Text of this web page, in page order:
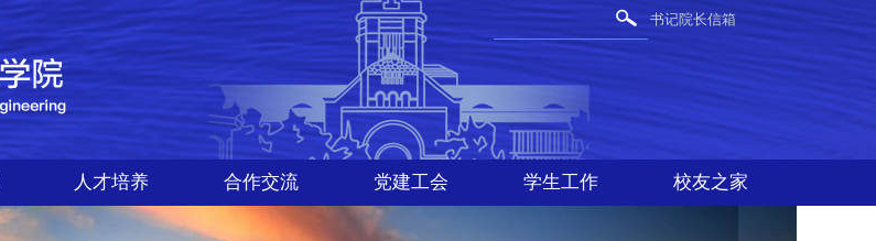
书记院长信箱
人才培养 合作交流 党建工会 学生工作 校友之家